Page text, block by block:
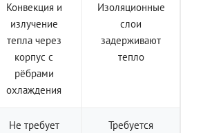
Конвекция и
излучение
тепла через
корпус с
рёбрами
охлаждения
Изоляционные
слои
задерживают
тепло
Не требует
Требуется